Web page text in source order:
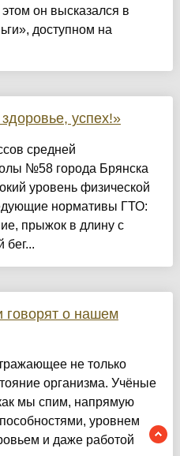
он высказался в
доступном на
успех!»
средней
№58 города Брянска
уровень физической
нормативы ГТО:
прыжок в длину с
бег...
говорят о нашем
не только
организма. Учёные
мы спим, напрямую
уровнем
и даже работой